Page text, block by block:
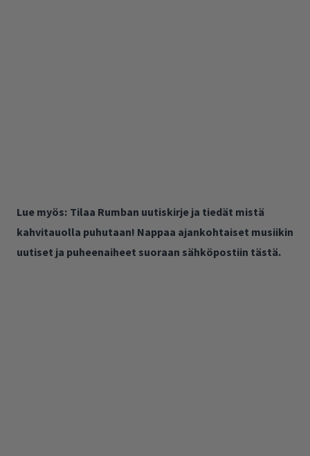
Lue myös: Tilaa Rumban uutiskirje ja tiedät mistä
kahvitauolla puhutaan! Nappaa ajankohtaiset musiikin
uutiset ja puheenaiheet suoraan sähköpostiin tästä.